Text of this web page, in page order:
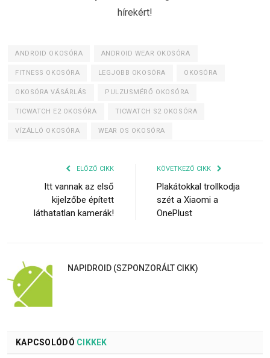
hírekért!
ANDROID OKOSÓRA ANDROID WEAR OKOSÓRA
FITNESS OKOSÓRA LEGJOBB OKOSÓRA OKOSÓRA
OKOSÓRA VÁSÁRLÁS PULZUSMÉRŐ OKOSÓRA
TICWATCH E2 OKOSÓRA TICWATCH S2 OKOSÓRA
VÍZÁLLÓ OKOSÓRA WEAR OS OKOSÓRA
ELŐZŐ CIKK
Itt vannak az első
kijelzőbe épített
láthatatlan kamerák!
KÖVETKEZŐ CIKK
Plakátokkal trollkodja
szét a Xiaomi a
OnePlust
NAPIDROID (SZPONZORÁLT CIKK)
KAPCSOLÓDÓ CIKKEK